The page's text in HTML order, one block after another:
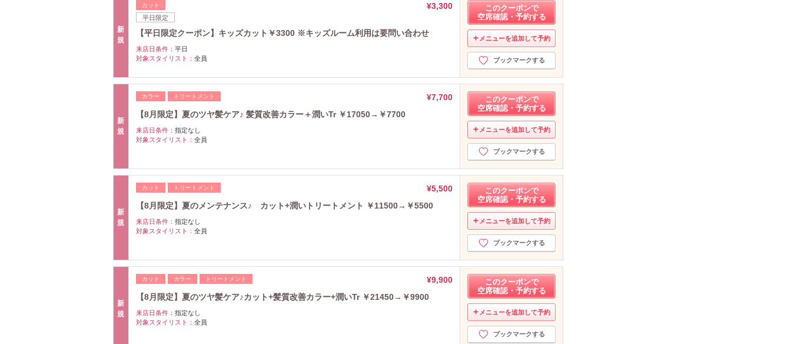
新
規
カット
平日限定
¥3,300
【平日限定クーポン】キッズカット￥3300 ※キッズルーム利用は要問い合わせ
来店日条件： 平日
対象スタイリスト： 全員
このクーポンで
空席確認・予約する
メニューを追加して予約
ブックマークする
新
規
カラー トリートメント
¥7,700
【8月限定】夏のツヤ髪ケア♪ 髪質改善カラー＋潤いTr ￥17050→￥7700
来店日条件： 指定なし
対象スタイリスト： 全員
このクーポンで
空席確認・予約する
メニューを追加して予約
ブックマークする
新
規
カット トリートメント
¥5,500
【8月限定】夏のメンテナンス♪ カット+潤いトリートメント ￥11500→￥5500
来店日条件： 指定なし
対象スタイリスト： 全員
このクーポンで
空席確認・予約する
メニューを追加して予約
ブックマークする
新
規
カット カラー トリートメント
¥9,900
【8月限定】夏のツヤ髪ケア♪カット+髪質改善カラー+潤いTr ￥21450→￥9900
来店日条件： 指定なし
対象スタイリスト： 全員
このクーポンで
空席確認・予約する
メニューを追加して予約
ブックマークする